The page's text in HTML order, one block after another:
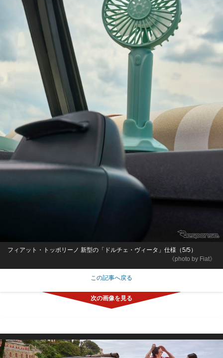
《photo by Fiat》
フィアット・トッポリーノ 新型の「ドルチェ・ヴィータ」仕様（5/5）
この記事へ戻る